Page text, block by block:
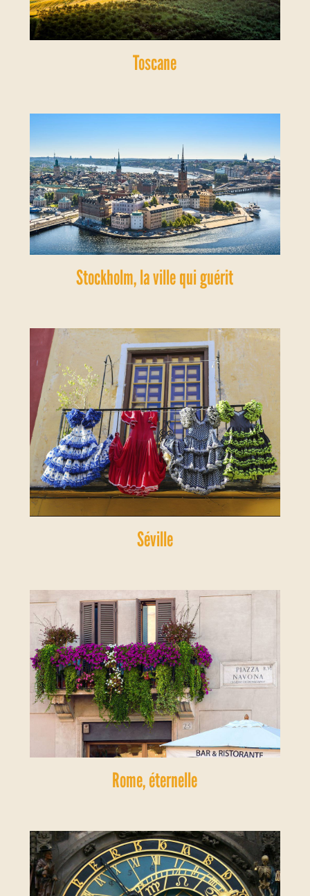
Toscane
Stockholm, la ville qui guérit
Séville
Rome, éternelle